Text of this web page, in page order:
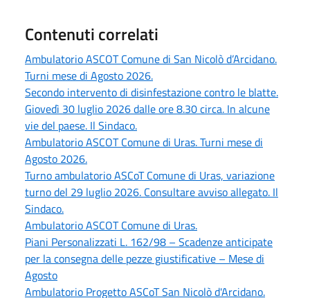
Contenuti correlati
Ambulatorio ASCOT Comune di San Nicolò d’Arcidano.
Turni mese di Agosto 2026.
Secondo intervento di disinfestazione contro le blatte.
Giovedì 30 luglio 2026 dalle ore 8.30 circa. In alcune
vie del paese. Il Sindaco.
Ambulatorio ASCOT Comune di Uras. Turni mese di
Agosto 2026.
Turno ambulatorio ASCoT Comune di Uras, variazione
turno del 29 luglio 2026. Consultare avviso allegato. Il
Sindaco.
Ambulatorio ASCOT Comune di Uras.
Piani Personalizzati L. 162/98 – Scadenze anticipate
per la consegna delle pezze giustificative – Mese di
Agosto
Ambulatorio Progetto ASCoT San Nicolò d'Arcidano.